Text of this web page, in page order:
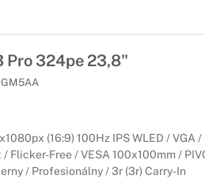
Pro 324pe 23,8"
(16:9) 100Hz IPS WLED / VGA
Flicker-Free / VESA 100x100mm /
/ Profesionálny / 3r (3r) Carry-In